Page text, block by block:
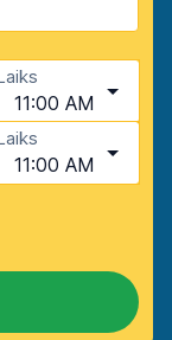
11:00 AM
11:00 AM